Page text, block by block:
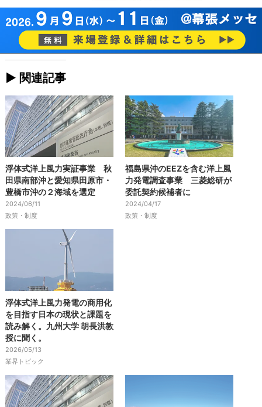
► 関連記事
浮体式洋上風力実証事業 秋
田県南部沖と愛知県田原市・
豊橋市沖の２海域を選定
2024/06/11
政策・制度
福島県沖のEEZを含む洋上風
力発電調査事業 三菱総研が
委託契約候補者に
2024/04/17
政策・制度
浮体式洋上風力発電の商用化
を目指す日本の現状と課題を
読み解く。九州大学 胡長洪教
授に聞く。
2026/05/13
業界トピック